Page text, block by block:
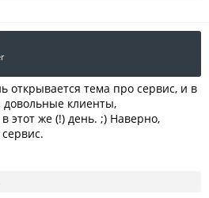
открывается тема про сервис, и в
довольные клиенты,
этот же (!) день. ;) Наверно,